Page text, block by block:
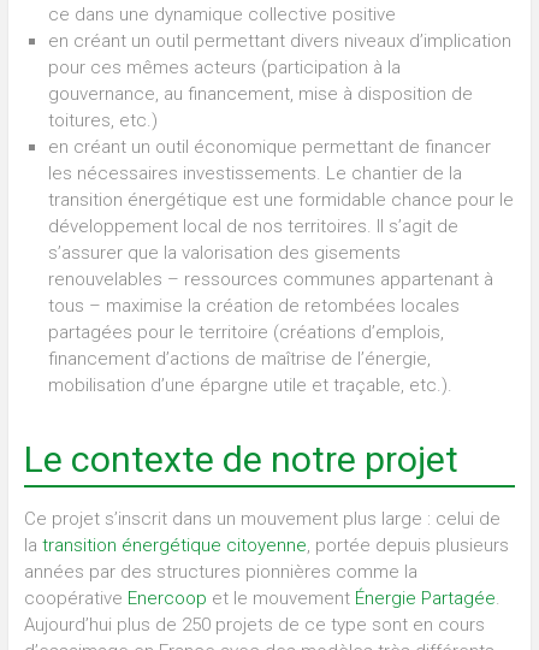
ce dans une dynamique collective positive
en créant un outil permettant divers niveaux d’implication
pour ces mêmes acteurs (participation à la
gouvernance, au financement, mise à disposition de
toitures, etc.)
en créant un outil économique permettant de financer
les nécessaires investissements. Le chantier de la
transition énergétique est une formidable chance pour le
développement local de nos territoires. Il s’agit de
s’assurer que la valorisation des gisements
renouvelables – ressources communes appartenant à
tous – maximise la création de retombées locales
partagées pour le territoire (créations d’emplois,
financement d’actions de maîtrise de l’énergie,
mobilisation d’une épargne utile et traçable, etc.).
Le contexte de notre projet
Ce projet s’inscrit dans un mouvement plus large : celui de
la transition énergétique citoyenne, portée depuis plusieurs
années par des structures pionnières comme la
coopérative Enercoop et le mouvement Énergie Partagée.
Aujourd’hui plus de 250 projets de ce type sont en cours